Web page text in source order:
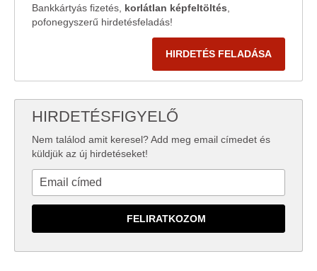
Bankkártyás fizetés, korlátlan képfeltöltés
pofonegyszerű hirdetésfeladás!
HIRDETÉS FELADÁSA
HIRDETÉSFIGYELŐ
Nem találod amit keresel? Add meg email címedet és
küldjük az új hirdetéseket!